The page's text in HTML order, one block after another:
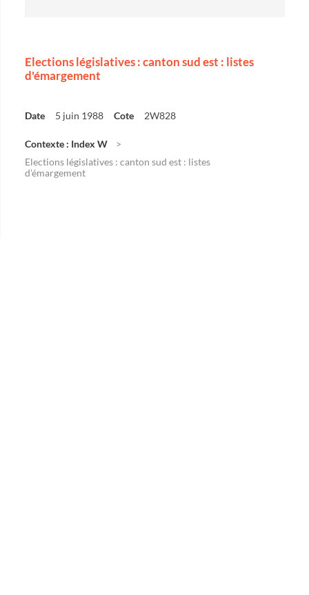
Elections législatives : canton sud est : listes
d'émargement
Date 5 juin 1988 Cote 2W828
Contexte : Index W
Elections législatives : canton sud est : listes
d'émargement